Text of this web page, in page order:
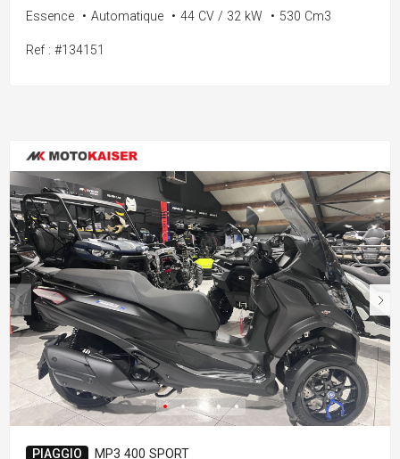
Essence
• Automatique • 44 CV / 32 kW • 530 Cm3
Ref : #134151
PIAGGIO MP3 400 SPORT